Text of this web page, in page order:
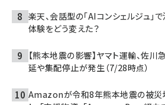
楽天、会話型の「AIコンシェルジュ」
体験をどう変えた？
【熊本地震の影響】ヤマト運輸、佐
延や集配停止が発生（7/28時点）
Amazonが令和8年熊本地震の被災